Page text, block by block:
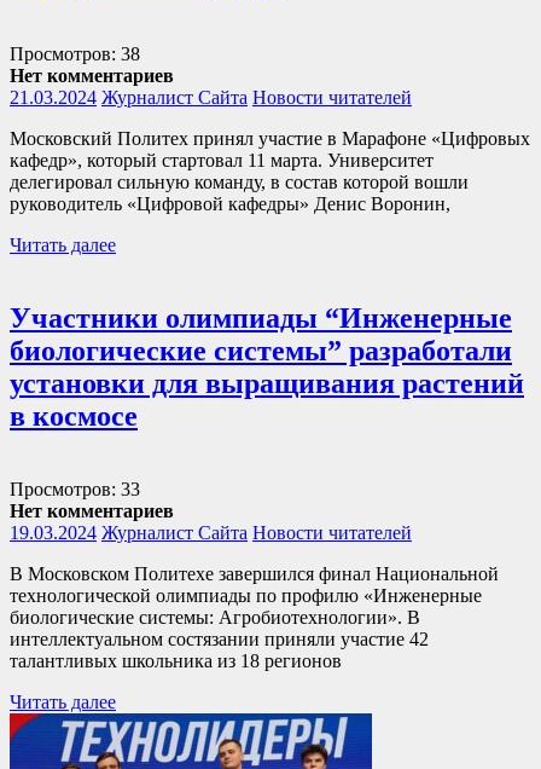
Просмотров: 38
Нет комментариев
21.03.2024 Журналист Сайта Новости читателей
Московский Политех принял участие в Марафоне «Цифровых
кафедр», который стартовал 11 марта. Университет
делегировал сильную команду, в состав которой вошли
руководитель «Цифровой кафедры» Денис Воронин,
Читать далее
Участники олимпиады “Инженерные
биологические системы” разработали
установки для выращивания растений
в космосе
Просмотров: 33
Нет комментариев
19.03.2024 Журналист Сайта Новости читателей
В Московском Политехе завершился финал Национальной
технологической олимпиады по профилю «Инженерные
биологические системы: Агробиотехнологии». В
интеллектуальном состязании приняли участие 42
талантливых школьника из 18 регионов
Читать далее